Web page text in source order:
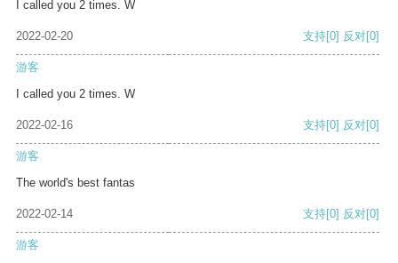
I called you 2 times. W
2022-02-20 支持[0] 反对[0]
游客
I called you 2 times. W
2022-02-16 支持[0] 反对[0]
游客
The world's best fantas
2022-02-14 支持[0] 反对[0]
游客